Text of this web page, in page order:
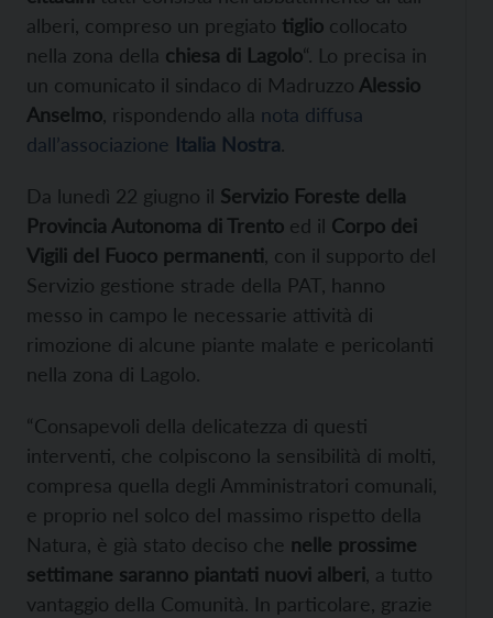
alberi, compreso un pregiato tiglio collocato
nella zona della chiesa di Lagolo“. Lo precisa in
un comunicato il sindaco di Madruzzo Alessio
Anselmo , rispondendo alla nota diffusa
dall’associazione Italia Nostra.
Da lunedì 22 giugno il Servizio Foreste della
Provincia Autonoma di Trento ed il Corpo dei
Vigili del Fuoco permanenti , con il supporto del
Servizio gestione strade della PAT, hanno
messo in campo le necessarie attività di
rimozione di alcune piante malate e pericolanti
nella zona di Lagolo.
“Consapevoli della delicatezza di questi
interventi, che colpiscono la sensibilità di molti,
compresa quella degli Amministratori comunali,
e proprio nel solco del massimo rispetto della
Natura, è già stato deciso che nelle prossime
settimane saranno piantati nuovi alberi , a tutto
vantaggio della Comunità. In particolare, grazie